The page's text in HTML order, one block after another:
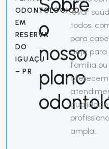
ODONTOLÓGICO
EM
RESERVA
DO
IGUAÇU
– PR
o
nosso
plano
levar
todos,
para
Seja para
família ou
ampla.